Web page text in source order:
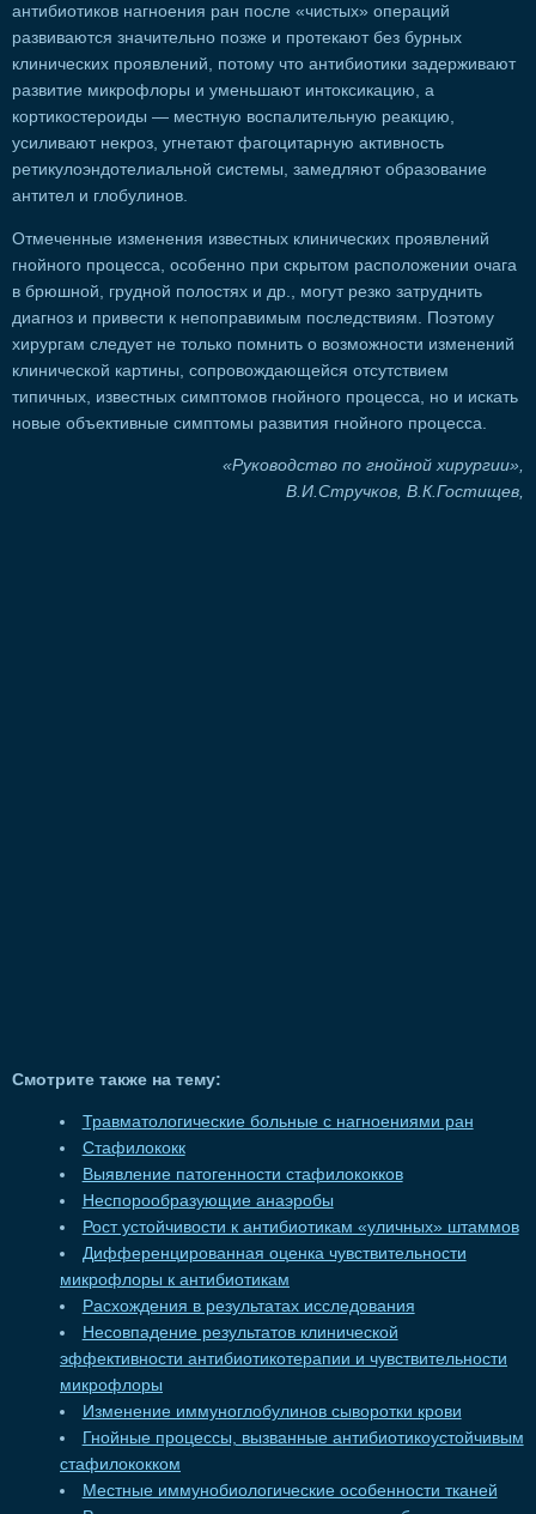
антибиотиков нагноения ран после «чистых» операций
развиваются значительно позже и протекают без бурных
клинических проявлений, потому что антибиотики задерживают
развитие микрофлоры и уменьшают интоксикацию, а
кортикостероиды — местную воспалительную реакцию,
усиливают некроз, угнетают фагоцитарную активность
ретикулоэндотелиальной системы, замедляют образование
антител и глобулинов.
Отмеченные изменения известных клинических проявлений
гнойного процесса, особенно при скрытом расположении очага
в брюшной, грудной полостях и др., могут резко затруднить
диагноз и привести к непоправимым последствиям. Поэтому
хирургам следует не только помнить о возможности изменений
клинической картины, сопровождающейся отсутствием
типичных, известных симптомов гнойного процесса, но и искать
новые объективные симптомы развития гнойного процесса.
«Руководство по гнойной хирургии»,
В.И.Стручков, В.К.Гостищев,
Смотрите также на тему:
Травматологические больные с нагноениями ран
Стафилококк
Выявление патогенности стафилококков
Неспорообразующие анаэробы
Рост устойчивости к антибиотикам «уличных» штаммов
Дифференцированная оценка чувствительности
микрофлоры к антибиотикам
Расхождения в результатах исследования
Несовпадение результатов клинической
эффективности антибиотикотерапии и чувствительности
микрофлоры
Изменение иммуноглобулинов сыворотки крови
Гнойные процессы, вызванные антибиотикоустойчивым
стафилококком
Местные иммунобиологические особенности тканей